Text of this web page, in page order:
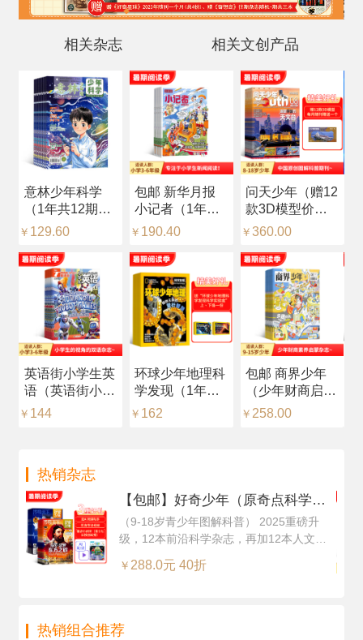
相关杂志 相关文创产品
意林少年科学
（1年共12期）
（杂志订阅）
￥ 129.60
包邮 新华月报
小记者（1年共
12期）（预约全
￥ 190.40
问天少年（赠12
款3D模型价值
216元，每月随
（1年共12期）
（杂志订阅）
￥ 360.00
英语街小学生英
语（英语街小学
版）（中英双
￥ 144
环球少年地理科
学发现（1年共
12期）（杂志订
￥ 162
包邮 商界少年
（少年财商启
蒙）（1年共12
￥ 258.00
热销杂志
【包邮】好奇少年（原奇点科学）
（Science Illustrated 中文版）（1
年共12期24本，科学版+历史版）
+赠送AI阅读助手
（9-18岁青少年图解科普） 2025重磅升
级，12本前沿科学杂志，再加12本人文知
￥ 288.0元 40折
热销组合推荐